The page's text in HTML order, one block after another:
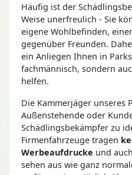
Häufig ist der
Weise unerfreulich - Sie
eigene Wohlbefinden,
gegenüber Freunden.
ein Anliegen Ihnen in
fachmännisch, sondern
helfen.
Die Kammerjäger unseres
Außenstehende oder
Schädlingsbekämpfer zu
Firmenfahrzeuge tragen
Werbeaufdrucke und
sehen aus wie ganz